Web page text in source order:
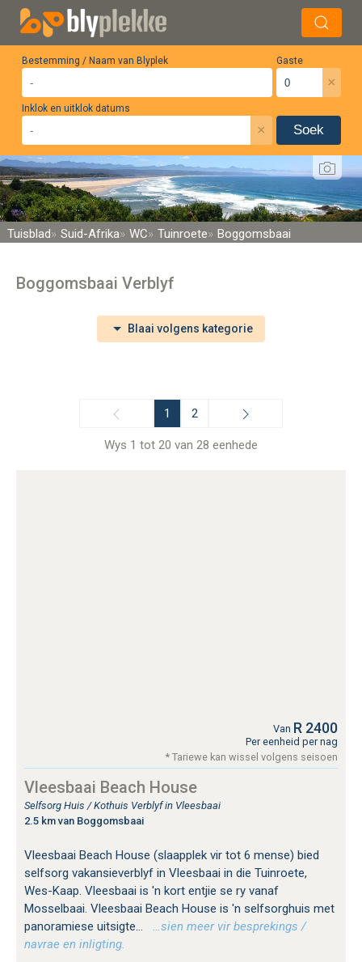
Bestemming / Naam van Blyplek Gaste
×
Inklok en uitklok datums
× Soek
Tuisblad Suid-Afrika WC Tuinroete Boggomsbaai
Boggomsbaai Verblyf
Blaai volgens kategorie
1 2
Wys 1 tot 20 van 28 eenhede
Van R 2400
Per eenheid per nag
* Tariewe kan wissel volgens seisoen
Vleesbaai Beach House
Selfsorg Huis / Kothuis Verblyf in Vleesbaai
2.5 km van Boggomsbaai
Vleesbaai Beach House (slaapplek vir tot 6 mense) bied
selfsorg vakansieverblyf in Vleesbaai in die Tuinroete,
Wes-Kaap. Vleesbaai is 'n kort entjie se ry vanaf
Mosselbaai. Vleesbaai Beach House is 'n selfsorghuis met
panoramiese uitsigte...
…sien meer vir besprekings /
navrae en inligting.